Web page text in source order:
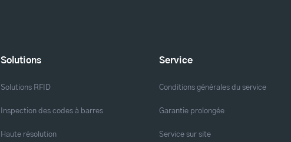
Solutions
Solutions RFID
Inspection des codes à barres
Haute résolution
Service
Conditions générales du service
Garantie prolongée
Service sur site